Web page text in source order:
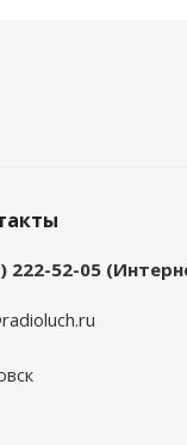
222-52-05